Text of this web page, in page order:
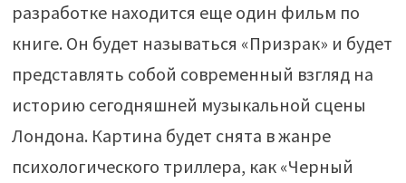
разработке находится еще один фильм по
книге. Он будет называться «Призрак» и будет
представлять собой современный взгляд на
историю сегодняшней музыкальной сцены
Лондона. Картина будет снята в жанре
психологического триллера, как «Черный